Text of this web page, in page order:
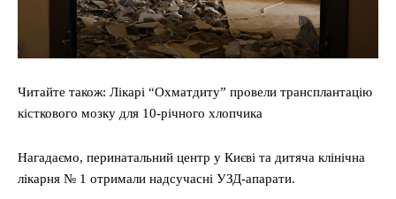
Читайте також: Лікарі “Охматдиту” провели трансплантацію
кісткового мозку для 10-річного хлопчика
Нагадаємо, перинатальний центр у Києві та дитяча клінічна
лікарня № 1 отримали надсучасні УЗД-апарати.